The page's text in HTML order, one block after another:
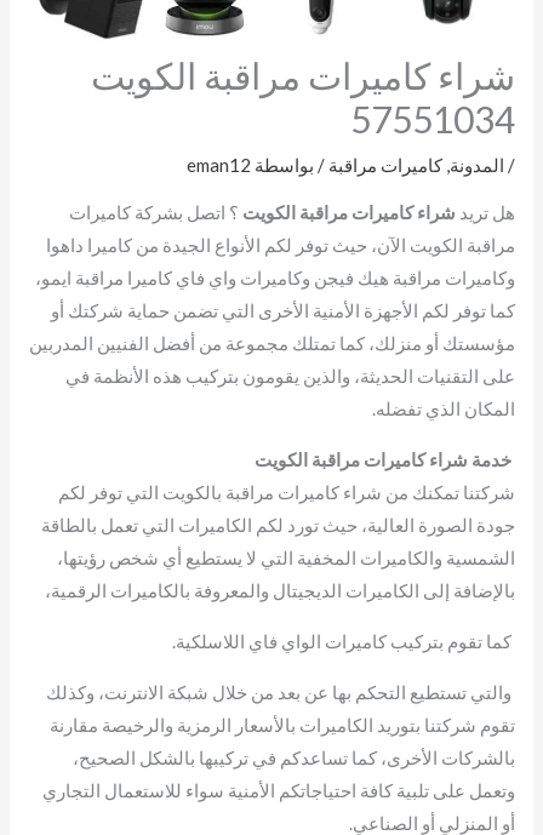
شراء كاميرات مراقبة الكويت
57551034
/ المدونة,كاميرات مراقبة / بواسطة eman12
هل تريد شراء كاميرات مراقبة الكويت ؟ اتصل بشركة كاميرات
مراقبة الكويت الآن، حيث توفر لكم الأنواع الجيدة من كاميرا داهوا
وكاميرات مراقبة هيك فيجن وكاميرات واي فاي كاميرا مراقبة ايمو،
كما توفر لكم الأجهزة الأمنية الأخرى التي تضمن حماية شركتك أو
مؤسستك أو منزلك، كما تمتلك مجموعة من أفضل الفنيين المدربين
على التقنيات الحديثة، والذين يقومون بتركيب هذه الأنظمة في
المكان الذي تفضله.
خدمة شراء كاميرات مراقبة الكويت
شركتنا تمكنك من شراء كاميرات مراقبة بالكويت التي توفر لكم
جودة الصورة العالية، حيث تورد لكم الكاميرات التي تعمل بالطاقة
الشمسية والكاميرات المخفية التي لا يستطيع أي شخص رؤيتها،
بالإضافة إلى الكاميرات الديجيتال والمعروفة بالكاميرات الرقمية،
كما تقوم بتركيب كاميرات الواي فاي اللاسلكية.
والتي تستطيع التحكم بها عن بعد من خلال شبكة الانترنت، وكذلك
تقوم شركتنا بتوريد الكاميرات بالأسعار الرمزية والرخيصة مقارنة
بالشركات الأخرى، كما تساعدكم في تركيبها بالشكل الصحيح،
وتعمل على تلبية كافة احتياجاتكم الأمنية سواء للاستعمال التجاري
أو المنزلي أو الصناعي.